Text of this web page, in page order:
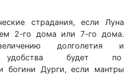
страдания, если Луна
2-го дома или 7-го дома.
долголетия и
удобства будет по
богини Дурги, если мантры